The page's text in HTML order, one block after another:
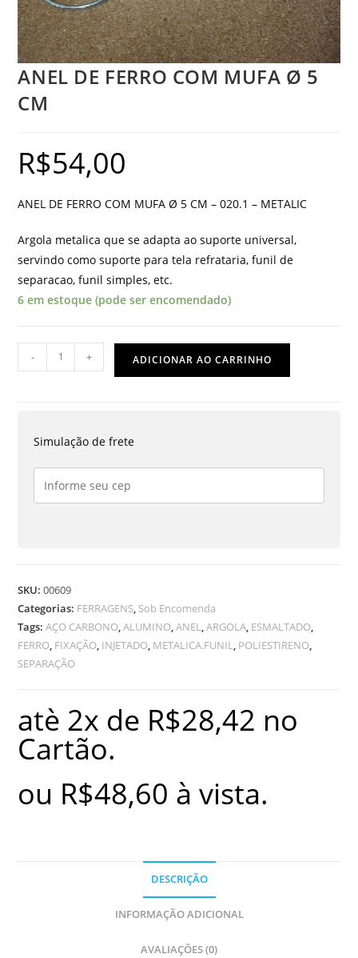
ANEL DE FERRO COM MUFA Ø 5
CM
R$54,00
ANEL DE FERRO COM MUFA Ø 5 CM – 020.1 – METALIC
Argola metalica que se adapta ao suporte universal,
servindo como suporte para tela refrataria, funil de
separacao, funil simples, etc.
6 em estoque (pode ser encomendado)
DE
- + ADICIONAR AO CARRINHO
Simulação de frete
SKU:00609
Categorias: FERRAGENS, Sob Encomenda
Tags:AÇO CARBONO,ALUMINO,ANEL,ARGOLA, ESMALTADO,
FERRO, FIXAÇÃO, INJETADO, METALICA.FUNIL, POLIESTIRENO,
SEPARAÇÃO
atè 2x de R$28,42 no
Cartão.
ou R$48,60 à vista.
DESCRIÇÃO
INFORMAÇÃO ADICIONAL
AVALIAÇÕES (0)